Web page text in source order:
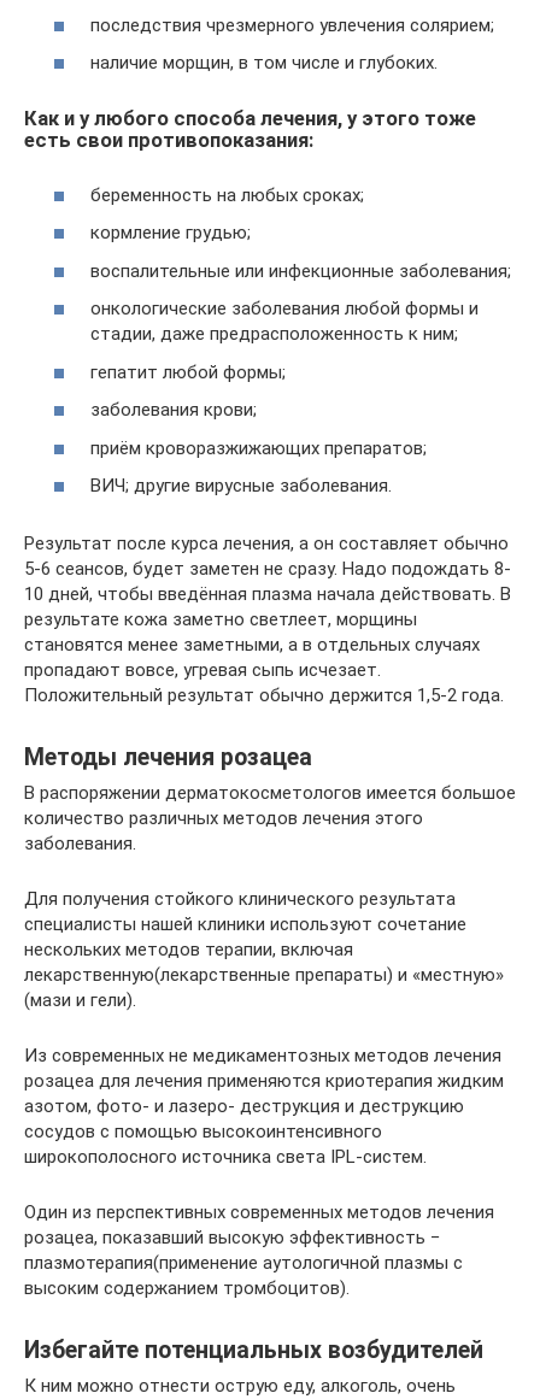
последствия чрезмерного увлечения солярием;
наличие морщин, в том числе и глубоких.
Как и у любого способа лечения, у этого тоже
есть свои противопоказания:
беременность на любых сроках;
кормление грудью;
воспалительные или инфекционные заболевания;
онкологические заболевания любой формы и
стадии, даже предрасположенность к ним;
гепатит любой формы;
заболевания крови;
приём кроворазжижающих препаратов;
ВИЧ; другие вирусные заболевания.
Результат после курса лечения, а он составляет обычно
5-6 сеансов, будет заметен не сразу. Надо подождать 8-
10 дней, чтобы введённая плазма начала действовать. В
результате кожа заметно светлеет, морщины
становятся менее заметными, а в отдельных случаях
пропадают вовсе, угревая сыпь исчезает.
Положительный результат обычно держится 1,5-2 года.
Методы лечения розацеа
В распоряжении дерматокосметологов имеется большое
количество различных методов лечения этого
заболевания.
Для получения стойкого клинического результата
специалисты нашей клиники используют сочетание
нескольких методов терапии, включая
лекарственную(лекарственные препараты) и «местную»
(мази и гели).
Из современных не медикаментозных методов лечения
розацеа для лечения применяются криотерапия жидким
азотом, фото- и лазеро- деструкция и деструкцию
сосудов с помощью высокоинтенсивного
широкополосного источника света IPL-систем.
Один из перспективных современных методов лечения
розацеа, показавший высокую эффективность −
плазмотерапия(применение аутологичной плазмы с
высоким содержанием тромбоцитов).
Избегайте потенциальных возбудителей
К ним можно отнести острую еду, алкоголь, очень